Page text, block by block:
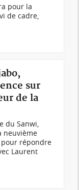
pour la
de cadre,
sur
de la
du Sanwi,
neuvième
répondre
Laurent